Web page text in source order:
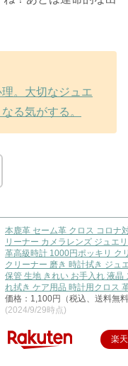
。大切なジュエ
る気がする。
本鹿革 セーム革 クロス コロナ
リーナー カメラレンズ ジュエ
革高級時計 1000円ポッキリ ク
クリーナー 磨き 時計拭き ジュ
保管 生地 きれい お手入れ 液晶
れ拭き ケア用品 時計用クロス
価格：1,100円（税込、送料無
(2024/9/29時点)
楽